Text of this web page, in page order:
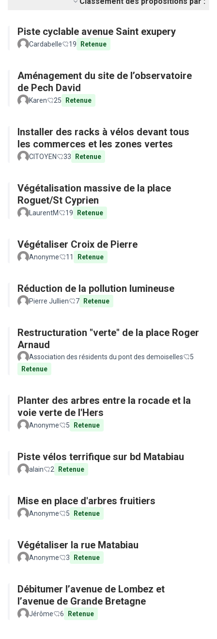
Piste cyclable avenue Saint exupery
Cardabelle 19 Retenue
Aménagement du site de l’observatoire
de Pech David
Karen 25 Retenue
Installer des racks à vélos devant tous
les commerces et les zones vertes
CITOYEN 33 Retenue
Végétalisation massive de la place
Roguet/St Cyprien
LaurentM 19 Retenue
Végétaliser Croix de Pierre
Anonyme 11 Retenue
Réduction de la pollution lumineuse
Pierre Jullien 7 Retenue
Restructuration "verte" de la place Roger
Arnaud
Association des résidents du pont des demoiselles
5
Retenue
Planter des arbres entre la rocade et la
voie verte de l'Hers
Anonyme 5 Retenue
Piste vélos terrifique sur bd Matabiau
alain 2 Retenue
Mise en place d'arbres fruitiers
Anonyme 5 Retenue
Végétaliser la rue Matabiau
Anonyme 3 Retenue
Débitumer l’avenue de Lombez et
l’avenue de Grande Bretagne
Jérôme 6 Retenue